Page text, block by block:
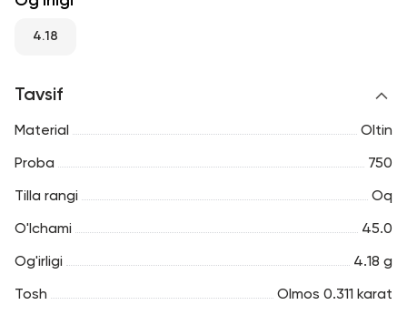
4.18
Tavsif
Material Oltin
Proba 750
Tilla rangi Oq
O'lchami 45.0
Og'irligi 4.18 g
Tosh Olmos 0.311 karat